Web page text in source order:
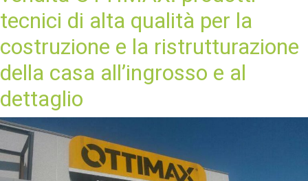
tecnici di alta qualità per la
costruzione e la ristrutturazione
della casa all’ingrosso e al
dettaglio